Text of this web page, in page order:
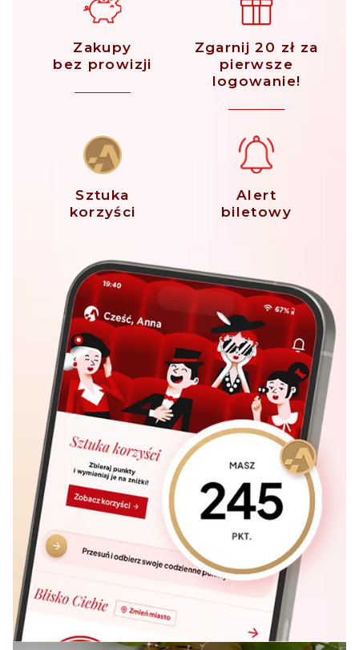
Zakupy
bez prowizji
Zgarnij 20 zł za
pierwsze
logowanie!
Sztuka
korzyści
Alert
biletowy